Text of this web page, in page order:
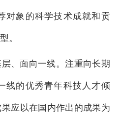
对象的科学技术成就和贡
。
面向一线。注重向长期
线的优秀青年科技人才倾
应以在国内作出的成果为